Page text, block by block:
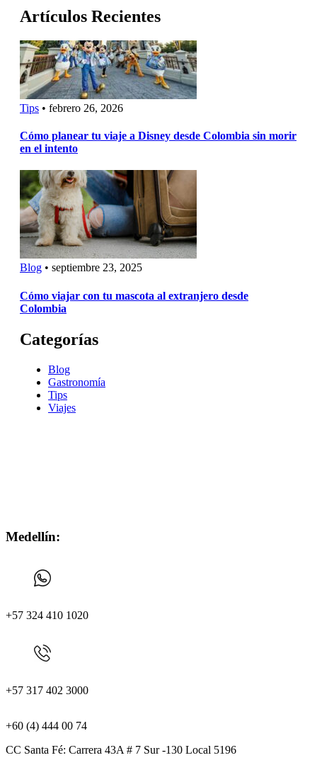
Artículos Recientes
Tips • febrero 26, 2026
Cómo planear tu viaje a Disney desde Colombia sin morir
en el intento
Blog • septiembre 23, 2025
Cómo viajar con tu mascota al extranjero desde
Colombia
Categorías
Blog
Gastronomía
Tips
Viajes
Medellín:
+57 324 410 1020
+57 317 402 3000
+60 (4) 444 00 74
CC Santa Fé: Carrera 43A # 7 Sur -130 Local 5196